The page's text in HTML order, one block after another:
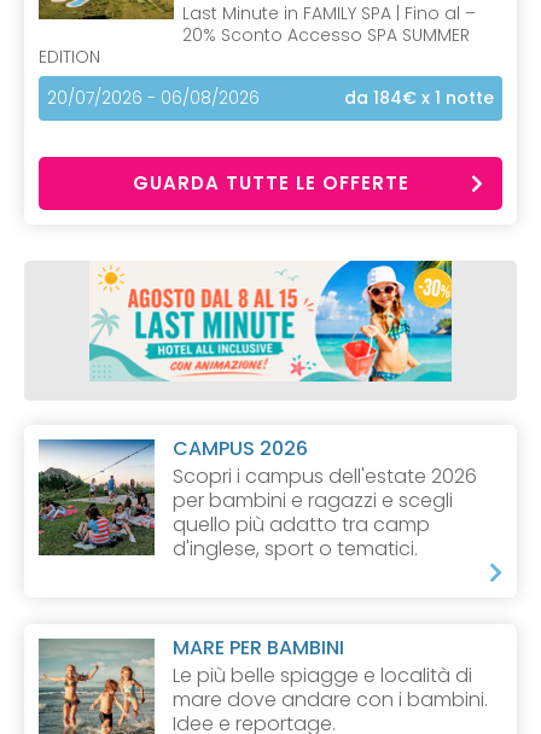
Last Minute in FAMILY SPA | Fino al –
20% Sconto Accesso SPA SUMMER
EDITION
20/07/2026 - 06/08/2026
da 184€ x 1 notte
GUARDA TUTTE LE OFFERTE
CAMPUS 2026
Scopri i campus dell'estate 2026
per bambini e ragazzi e scegli
quello più adatto tra camp
d'inglese, sport o tematici.
MARE PER BAMBINI
Le più belle spiagge e località di
mare dove andare con i bambini.
Idee e reportage.